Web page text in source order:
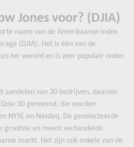
Jones voor? (DJIA)
naam van de Amerikaanse index
(DJIA). Het is één van de
ter wereld en is zeer populair onder
aandelen van 30 bedrijven, daarom
30 genoemd, die worden
NYSE en Nasdaq. De geselecteerde
grootste en meest verhandelde
markt. Het zijn ook enkele van de